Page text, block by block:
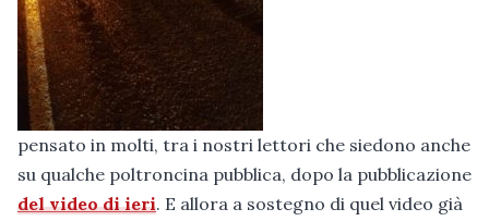
pensato in molti, tra i nostri lettori che siedono anche
su qualche poltroncina pubblica, dopo la pubblicazione
del video di ieri. E allora a sostegno di quel video già